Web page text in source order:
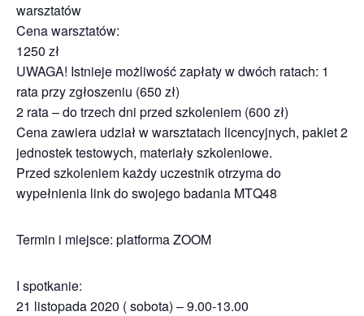
warsztatów
Cena warsztatów:
1250 zł
UWAGA! Istnieje możliwość zapłaty w dwóch ratach: 1
rata przy zgłoszeniu (650 zł)
2 rata – do trzech dni przed szkoleniem (600 zł)
Cena zawiera udział w warsztatach licencyjnych, pakiet 2
jednostek testowych, materiały szkoleniowe.
Przed szkoleniem każdy uczestnik otrzyma do
wypełnienia link do swojego badania MTQ48
Termin i miejsce: platforma ZOOM
I spotkanie:
21 listopada 2020 ( sobota) – 9.00-13.00